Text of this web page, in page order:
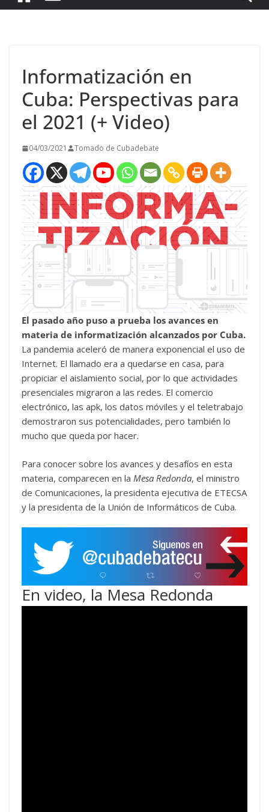
Informatización en
Cuba: Perspectivas para
el 2021 (+ Video)
04/03/2021 Tomado de Cubadebate
El pasado año puso a prueba los avances en
materia de informatización alcanzados por Cuba.
La pandemia aceleró de manera exponencial el uso de
Internet. El llamado era a quedarse en casa, para
propiciar el aislamiento social, por lo que actividades
presenciales migraron a las redes. El comercio
electrónico, las apk, los datos móviles y el teletrabajo
demostraron sus potencialidades, pero también lo
mucho que queda por hacer.
Para conocer sobre los avances y desafíos en esta
materia, comparecen en la Mesa Redonda, el ministro
de Comunicaciones, la presidenta ejecutiva de ETECSA
y la presidenta de la Unión de Informáticos de Cuba.
En video, la Mesa Redonda